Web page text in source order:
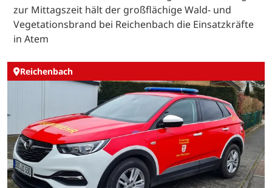
zur Mittagszeit hält der großflächige Wald- und
Vegetationsbrand bei Reichenbach die Einsatzkräfte
in Atem
Reichenbach